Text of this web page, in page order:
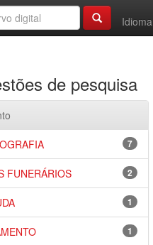
Idioma
de pesquisa
7
2
FUNERÁRIOS
1
1